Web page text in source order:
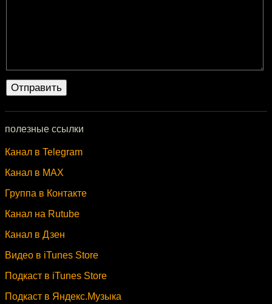
полезные ссылки
Канал в Telegram
Канал в MAX
Группа в Контакте
Канал на Rutube
Канал в Дзен
Видео в iTunes Store
Подкаст в iTunes Store
Подкаст в Яндекс.Музыка